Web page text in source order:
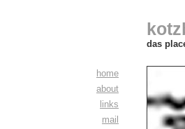
das
home
about
links
mail